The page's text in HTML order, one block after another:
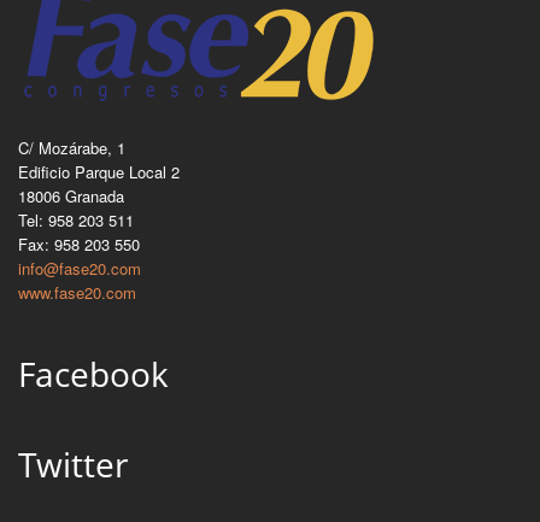
C/ Mozárabe, 1
Edificio Parque Local 2
18006 Granada
Tel: 958 203 511
Fax: 958 203 550
info@fase20.com
www.fase20.com
Facebook
Twitter